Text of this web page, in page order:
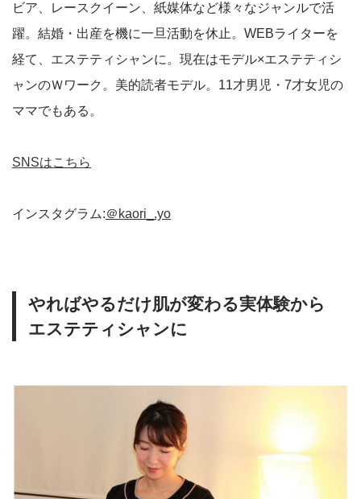
ビア、レースクイーン、紙媒体など様々なジャンルで活
躍。結婚・出産を機に一旦活動を休止。WEBライターを
経て、エステティシャンに。現在はモデル×エステティシ
ャンのＷワーク。美的読者モデル。11才男児・7才女児の
ママでもある。
SNSはこちら
インスタグラム:＠kaori_.yo
やればやるだけ肌が変わる実体験から
エステティシャンに